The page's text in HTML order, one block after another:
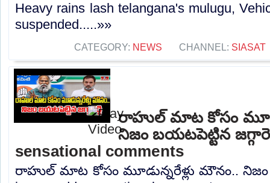
Heavy rains lash telangana's mulugu,
suspended.....»»
CATEGORY: NEWS CHANNEL: SIASAT
రాహుల్ మాట కోసం
నిజం బయటపెట్టిన
sensational comments
రాహుల్ మాట కోసం మూడున్నరేళ్లు మౌనం.. నిజం